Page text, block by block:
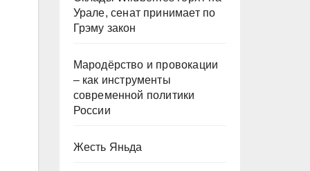
Урале, сенат принимает по
Грэму закон
Мародёрство и провокации
– как инструменты
современной политики
России
Жесть Яньда